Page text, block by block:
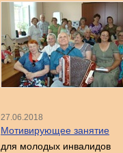
27.06.2018
Мотивирующее занятие
для молодых инвалидов